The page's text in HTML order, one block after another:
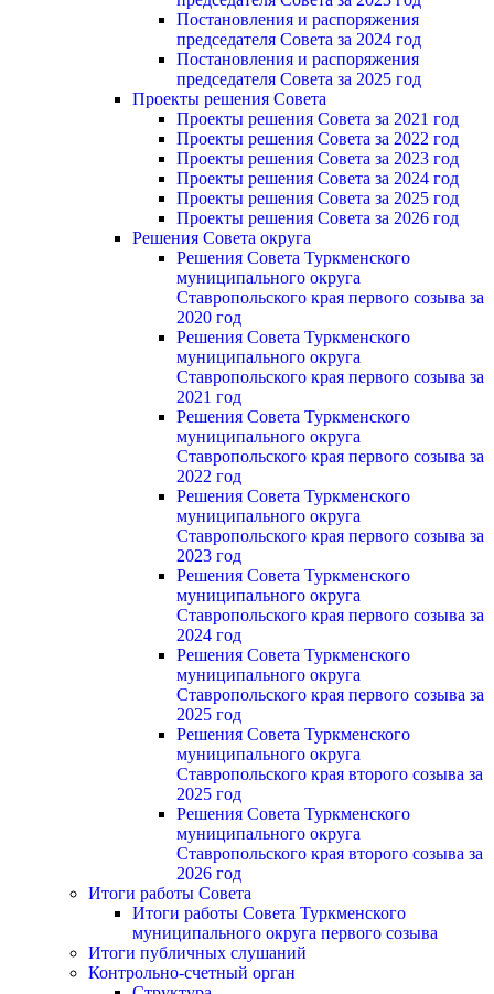
Постановления и распоряжения
председателя Cовета за 2024 год
Постановления и распоряжения
председателя Cовета за 2025 год
Проекты решения Cовета
Проекты решения Совета за 2021 год
Проекты решения Совета за 2022 год
Проекты решения Cовета за 2023 год
Проекты решения Совета за 2024 год
Проекты решения Совета за 2025 год
Проекты решения Совета за 2026 год
Решения Совета округа
Решения Совета Туркменского
муниципального округа
Ставропольского края первого созыва за
2020 год
Решения Совета Туркменского
муниципального округа
Ставропольского края первого созыва за
2021 год
Решения Совета Туркменского
муниципального округа
Ставропольского края первого созыва за
2022 год
Решения Совета Туркменского
муниципального округа
Ставропольского края первого созыва за
2023 год
Решения Совета Туркменского
муниципального округа
Ставропольского края первого созыва за
2024 год
Решения Совета Туркменского
муниципального округа
Ставропольского края первого созыва за
2025 год
Решения Совета Туркменского
муниципального округа
Ставропольского края второго созыва за
2025 год
Решения Совета Туркменского
муниципального округа
Ставропольского края второго созыва за
2026 год
Итоги работы Совета
Итоги работы Совета Туркменского
муниципального округа первого созыва
Итоги публичных слушаний
Контрольно-счетный орган